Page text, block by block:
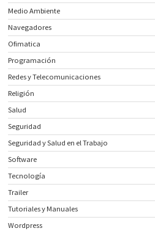
Medio Ambiente
Navegadores
Ofimatica
Programación
Redes y Telecomunicaciones
Religión
Salud
Seguridad
Seguridad y Salud en el Trabajo
Software
Tecnología
Trailer
Tutoriales y Manuales
Wordpress